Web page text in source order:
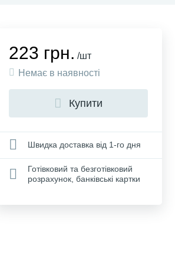
223 грн. /шт
Немає в наявності
Купити
Швидка доставка від 1-го дня
Готівковий та безготівковий
розрахунок, банківські картки